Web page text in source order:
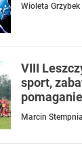
Wioleta Grzybek
VIII
sport,
pomaganie
Marcin